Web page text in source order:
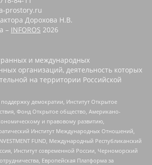
prostory.ru
Дорохова Н.В.
– INFOROS 2026
и международных
организаций, деятельность которых
на территории Российской
демократии, Институт Открытое
Фонд Открытое общество, Американо-
и правовому развитию,
Институт Международных Отношений,
FUND, Международный Республиканский
Институт современной России, Черноморский
Европейская Платформа за